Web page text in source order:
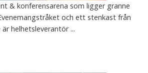
& konferensarena som ligger granne
och ett stenkast från
helhetsleverantör ...